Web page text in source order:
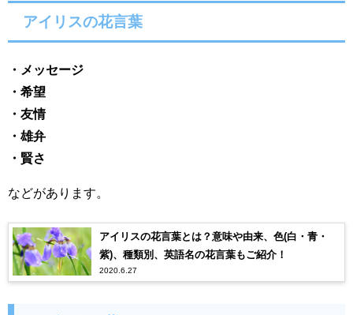
アイリスの花言葉
・メッセージ
・希望
・友情
・雄弁
・賢さ
などがあります。
アイリスの花言葉とは？意味や由来、色(白・青・
紫)、種類別、英語名の花言葉もご紹介！
2020.6.27